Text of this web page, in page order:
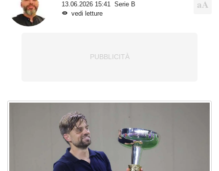
13.06.2026 15:41
Serie B
vedi letture